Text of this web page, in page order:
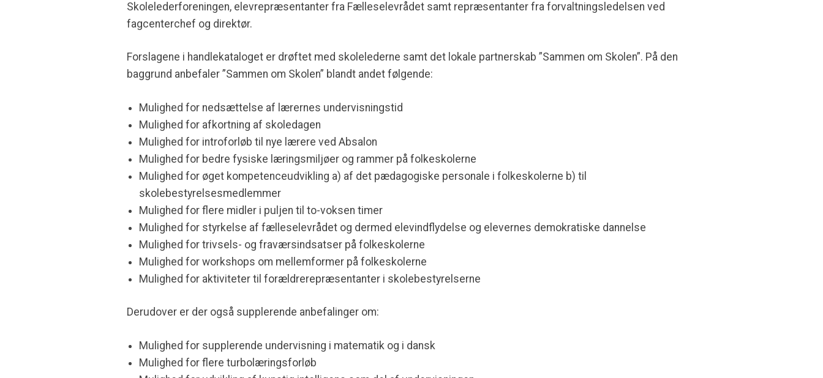
Skolelederforeningen, elevrepræsentanter fra Fælleselevrådet samt repræsentanter fra forvaltningsledelsen ved
fagcenterchef og direktør.
Forslagene i handlekataloget er drøftet med skolelederne samt det lokale partnerskab ”Sammen om Skolen”. På den
baggrund anbefaler ”Sammen om Skolen” blandt andet følgende:
Mulighed for nedsættelse af lærernes undervisningstid
Mulighed for afkortning af skoledagen
Mulighed for introforløb til nye lærere ved Absalon
Mulighed for bedre fysiske læringsmiljøer og rammer på folkeskolerne
Mulighed for øget kompetenceudvikling a) af det pædagogiske personale i folkeskolerne b) til
skolebestyrelsesmedlemmer
Mulighed for flere midler i puljen til to-voksen timer
Mulighed for styrkelse af fælleselevrådet og dermed elevindflydelse og elevernes demokratiske dannelse
Mulighed for trivsels- og fraværsindsatser på folkeskolerne
Mulighed for workshops om mellemformer på folkeskolerne
Mulighed for aktiviteter til forældrerepræsentanter i skolebestyrelserne
Derudover er der også supplerende anbefalinger om:
Mulighed for supplerende undervisning i matematik og i dansk
Mulighed for flere turbolæringsforløb